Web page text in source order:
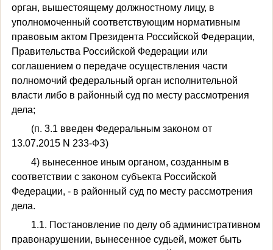
орган, вышестоящему должностному лицу, в
уполномоченный соответствующим нормативным
правовым актом Президента Российской Федерации,
Правительства Российской Федерации или
соглашением о передаче осуществления части
полномочий федеральный орган исполнительной
власти либо в районный суд по месту рассмотрения
дела;
(п. 3.1 введен Федеральным законом от
13.07.2015 N 233-ФЗ)
4) вынесенное иным органом, созданным в
соответствии с законом субъекта Российской
Федерации, - в районный суд по месту рассмотрения
дела.
1.1. Постановление по делу об административном
правонарушении, вынесенное судьей, может быть